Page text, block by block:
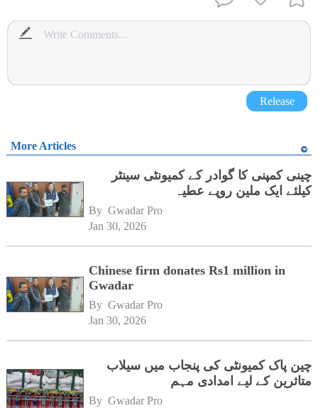
Release
More Articles
چینی کمپنی کا گوادر کے کمیونٹی سینٹر
کیلئے ایک ملین روپے عطیہ
By Gwadar Pro
Jan 30, 2026
Chinese firm donates Rs1 million in
Gwadar
By Gwadar Pro
Jan 30, 2026
چین پاک کمیونٹی کی پنجاب میں سیلاب
متاثرین کے لیے امدادی مہم
By Gwadar Pro